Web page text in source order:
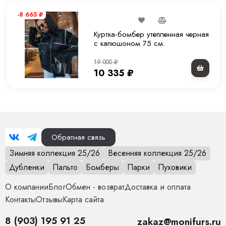
Комплектация Куртка
Покрой Прямой
1.2 кг
-8 665 ₽
Куртка-бомбер утепленная черная
с капюшоном 75 см.
19 000₽
10 335 ₽
Обратная связь
Зимняя коллекция 25/26
Весенняя коллекция 25/26
Дубленки
Пальто Бомберы Парки
Пуховики
О компанииБлогОбмен - возвратДоставка и оплата
КонтактыОтзывыКарта сайта
8 (903) 195 91 25 zakaz@monifurs.ru